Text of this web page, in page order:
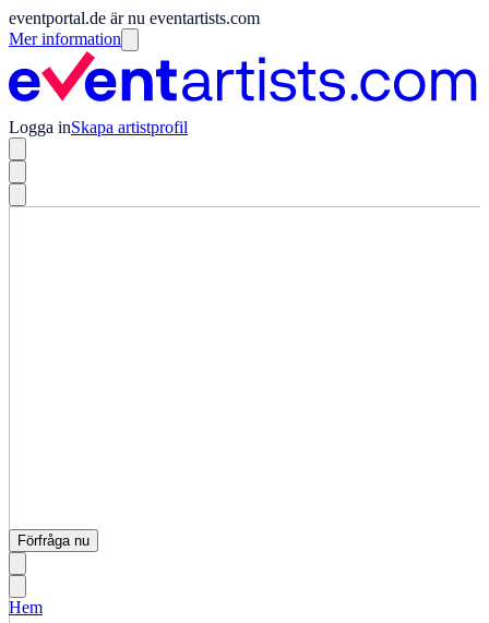
eventportal.de är nu eventartists.com
Mer information
Logga inSkapa artistprofil
Förfråga nu
Hem